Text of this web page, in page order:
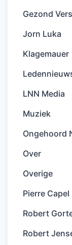
Gezond
Jorn Luka
Klagemauer
LNN Media
Muziek
Ongehoord
Over
Overige
Pierre Capel
Robert
Robert